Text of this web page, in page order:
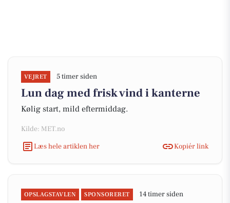
VEJRET 5 timer siden
Lun dag med frisk vind i kanterne
Kølig start, mild eftermiddag.
Kilde: MET.no
Læs hele artiklen her
Kopiér link
OPSLAGSTAVLEN SPONSORERET 14 timer siden